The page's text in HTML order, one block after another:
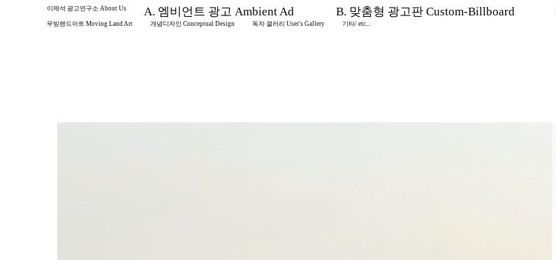
이제석 광고연구소 About Us A. 엠비언트 광고 Ambient Ad B. 맞춤형 광고판 Custom-Billboard
무빙랜드아트 Moving Land Art
개념디자인 Conceptual Design 독자 갤러리 User's Gallery 기타/ etc...